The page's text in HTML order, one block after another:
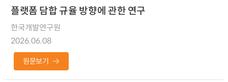
플랫폼 담합 규율 방향에 관한 연구
한국개발연구원
2026.06.08
원문보기